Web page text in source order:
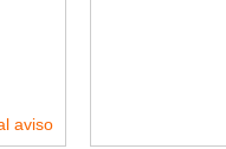
aviso